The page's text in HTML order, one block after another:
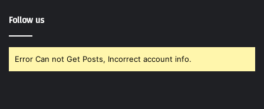
Follow us
Error Can not Get Posts, Incorrect account info.